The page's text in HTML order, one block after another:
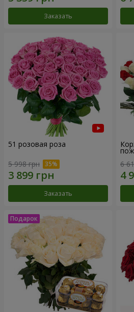
Заказать
51 розовая роза
5 998 грн
Заказать
6